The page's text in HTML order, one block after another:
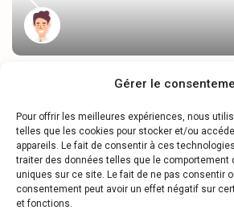
Gérer le
Pour offrir les meilleures expériences, nous
telles que les cookies pour stocker et/ou
appareils. Le fait de consentir à ces
traiter des données telles que le comportement
uniques sur ce site. Le fait de ne pas consentir
consentement peut avoir un effet négatif sur
et fonctions.
A 30mn de Nantes, espace et
4Rooms·Size195 m
400 000 €